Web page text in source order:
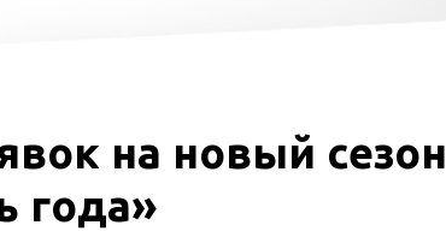
на новый сезон
года»